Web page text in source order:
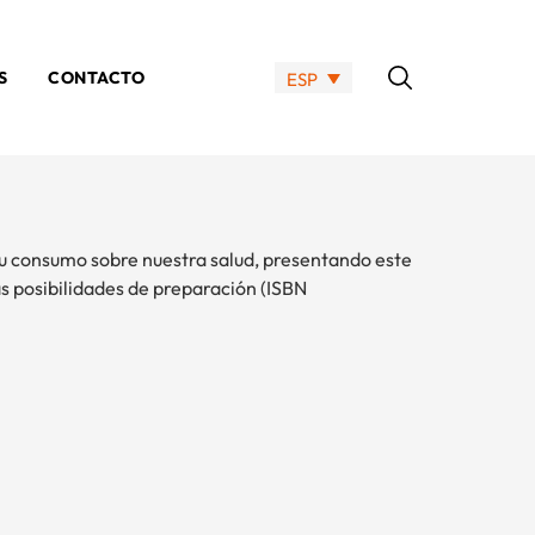
CONTACTO ESP
consumo sobre nuestra salud, presentando este
de preparación (ISBN